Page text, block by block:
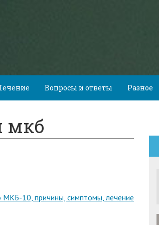
Вопросы и ответы Разное
мкб
МКБ-10, причины, симптомы, лечение